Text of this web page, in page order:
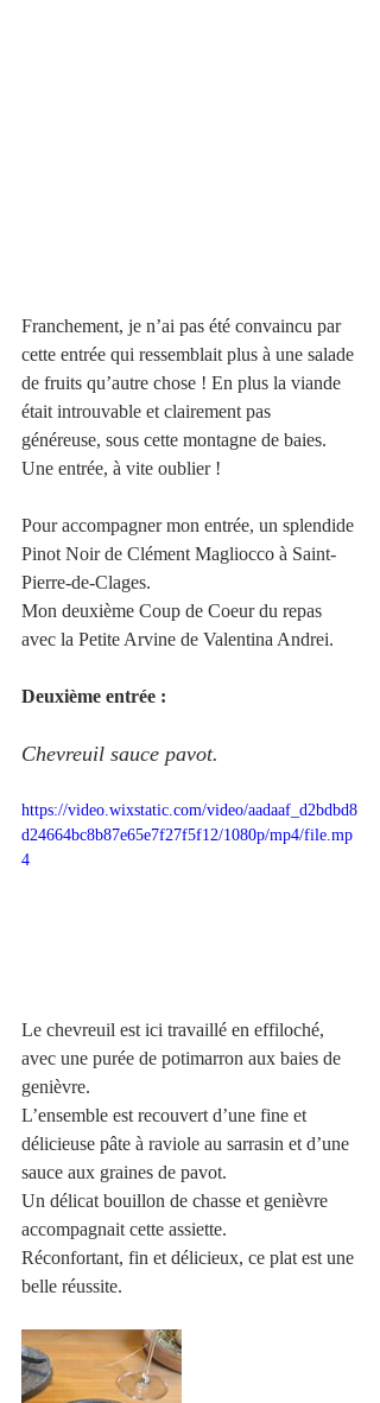
Franchement, je n’ai pas été convaincu par
cette entrée qui ressemblait plus à une salade
de fruits qu’autre chose ! En plus la viande
était introuvable et clairement pas
généreuse, sous cette montagne de baies.
Une entrée, à vite oublier !
Pour accompagner mon entrée, un splendide
Pinot Noir de Clément Magliocco à Saint-
Pierre-de-Clages.
Mon deuxième Coup de Coeur du repas
avec la Petite Arvine de Valentina Andrei.
Deuxième entrée :
Chevreuil sauce pavot.
https://video.wixstatic.com/video/aadaaf_d2bdbd8
d24664bc8b87e65e7f27f5f12/1080p/mp4/file.mp
4
Le chevreuil est ici travaillé en effiloché,
avec une purée de potimarron aux baies de
genièvre.
L’ensemble est recouvert d’une fine et
délicieuse pâte à raviole au sarrasin et d’une
sauce aux graines de pavot.
Un délicat bouillon de chasse et genièvre
accompagnait cette assiette.
Réconfortant, fin et délicieux, ce plat est une
belle réussite.